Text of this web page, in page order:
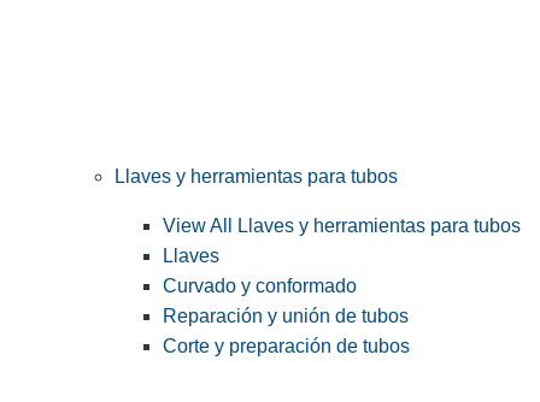
Llaves y herramientas para tubos
View All Llaves y herramientas para tubos
Llaves
Curvado y conformado
Reparación y unión de tubos
Corte y preparación de tubos